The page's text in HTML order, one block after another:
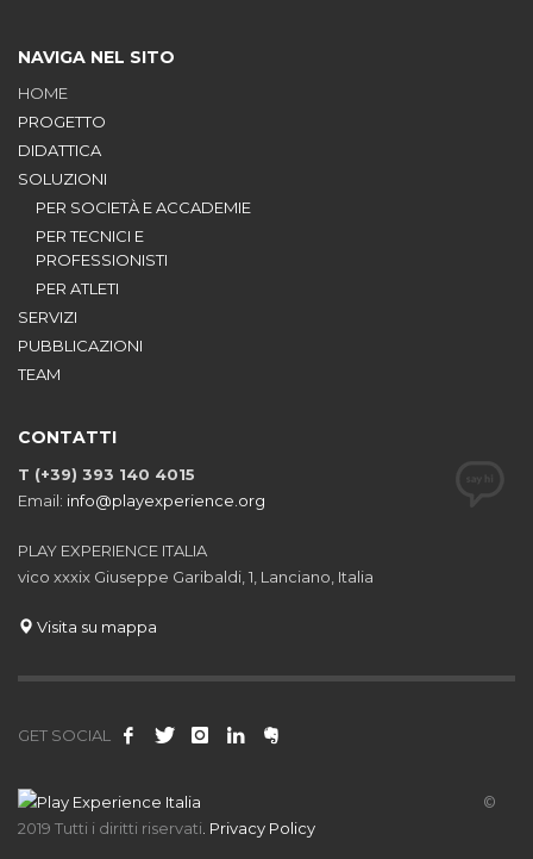
NAVIGA NEL SITO
HOME
PROGETTO
DIDATTICA
SOLUZIONI
PER SOCIETÀ E ACCADEMIE
PER TECNICI E
PROFESSIONISTI
PER ATLETI
SERVIZI
PUBBLICAZIONI
TEAM
CONTATTI
T (+39) 393 140 4015
Email: info@playexperience.org
PLAY EXPERIENCE ITALIA
vico xxxix Giuseppe Garibaldi, 1, Lanciano, Italia
Visita su mappa
GET SOCIAL
©
2019 Tutti i diritti riservati Privacy Policy